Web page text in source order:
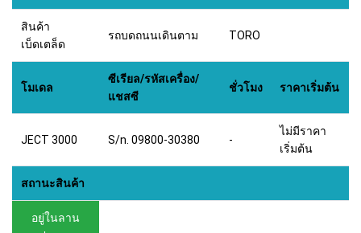
สินค้า
เบ็ดเตล็ด
รถบดถนนเดินตาม TORO
โมเดล
ซีเรียล/รหัสเครื่อง/
แชสซี
ชั่วโมง ราคาเริ่มต้น
JECT 3000 S/n. 09800-30380 -
ไม่มีราคา
เริ่มต้น
สถานะสินค้า
อยู่ในลาน